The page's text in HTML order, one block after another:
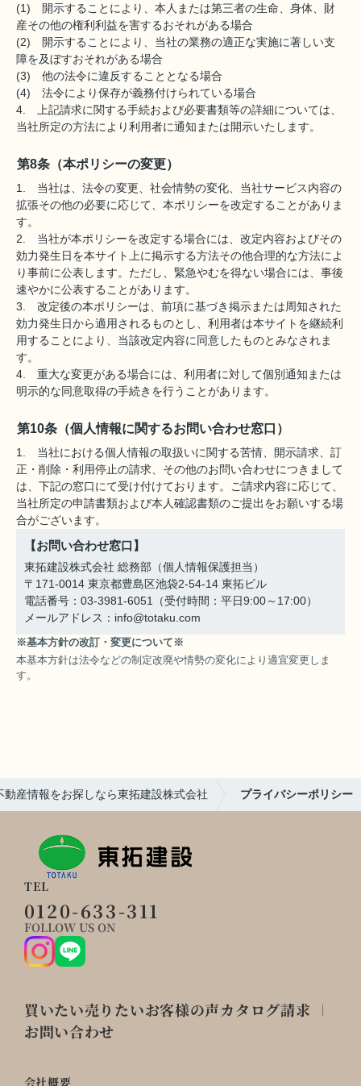
(1) 開示することにより、本人または第三者の生命、身体、財
産その他の権利利益を害するおそれがある場合
(2) 開示することにより、当社の業務の適正な実施に著しい支
障を及ぼすおそれがある場合
(3) 他の法令に違反することとなる場合
(4) 法令により保存が義務付けられている場合
4. 上記請求に関する手続および必要書類等の詳細については、
当社所定の方法により利用者に通知または開示いたします。
第8条（本ポリシーの変更）
1. 当社は、法令の変更、社会情勢の変化、当社サービス内容の
拡張その他の必要に応じて、本ポリシーを改定することがありま
す。
2. 当社が本ポリシーを改定する場合には、改定内容およびその
効力発生日を本サイト上に掲示する方法その他合理的な方法によ
り事前に公表します。ただし、緊急やむを得ない場合には、事後
速やかに公表することがあります。
3. 改定後の本ポリシーは、前項に基づき掲示または周知された
効力発生日から適用されるものとし、利用者は本サイトを継続利
用することにより、当該改定内容に同意したものとみなされま
す。
4. 重大な変更がある場合には、利用者に対して個別通知または
明示的な同意取得の手続きを行うことがあります。
第10条（個人情報に関するお問い合わせ窓口）
1. 当社における個人情報の取扱いに関する苦情、開示請求、訂
正・削除・利用停止の請求、その他のお問い合わせにつきまして
は、下記の窓口にて受け付けております。ご請求内容に応じて、
当社所定の申請書類および本人確認書類のご提出をお願いする場
合がございます。
【お問い合わせ窓口】
東拓建設株式会社 総務部（個人情報保護担当）
〒171-0014 東京都豊島区池袋2-54-14 東拓ビル
電話番号：03-3981-6051（受付時間：平日9:00～17:00）
メールアドレス：info@totaku.com
※基本方針の改訂・変更について※
本基本方針は法令などの制定改廃や情勢の変化により適宜変更しま
す。
動産情報をお探しなら東拓建設株式会社 プライバシーポリシー
TEL
0120-633-311
FOLLOW US ON
買いたい売りたいお客様の声カタログ請求
お問い合わせ
会社概要